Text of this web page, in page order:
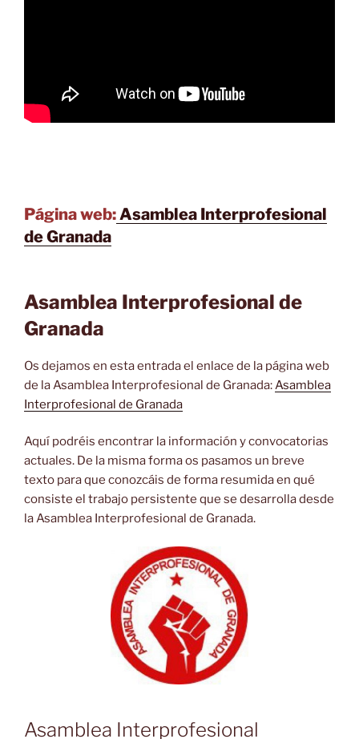
Página web: Asamblea Interprofesional
de Granada
Asamblea Interprofesional de
Granada
Os dejamos en esta entrada el enlace de la página web
de la Asamblea Interprofesional de Granada: Asamblea
Interprofesional de Granada
Aquí podréis encontrar la información y convocatorias
actuales. De la misma forma os pasamos un breve
texto para que conozcáis de forma resumida en qué
consiste el trabajo persistente que se desarrolla desde
la Asamblea Interprofesional de Granada.
Asamblea Interprofesional